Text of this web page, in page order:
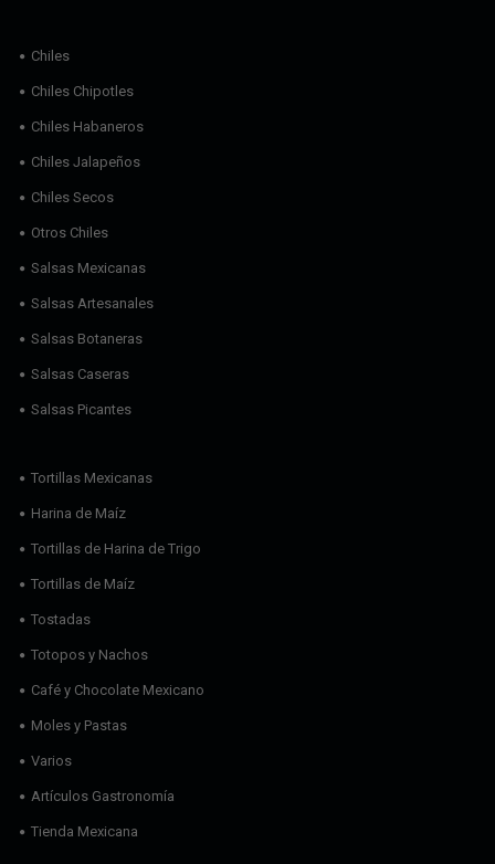
Chiles
Chiles Chipotles
Chiles Habaneros
Chiles Jalapeños
Chiles Secos
Otros Chiles
Salsas Mexicanas
Salsas Artesanales
Salsas Botaneras
Salsas Caseras
Salsas Picantes
Tortillas Mexicanas
Harina de Maíz
Tortillas de Harina de Trigo
Tortillas de Maíz
Tostadas
Totopos y Nachos
Café y Chocolate Mexicano
Moles y Pastas
Varios
Artículos Gastronomía
Tienda Mexicana